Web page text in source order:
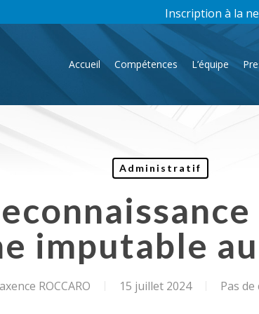
Accueil Compétences L’équipe
Inscription à la
Administratif
imputable
ROCCARO 15 juillet 2024 Pas